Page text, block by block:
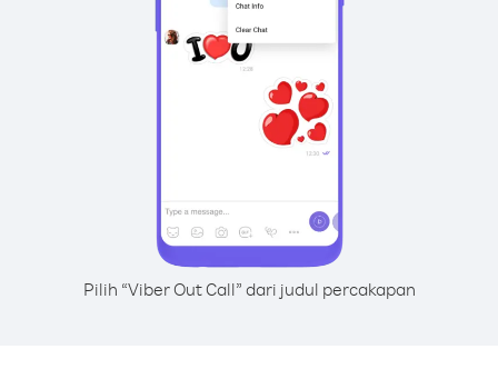
Pilih “Viber Out Call” dari judul percakapan